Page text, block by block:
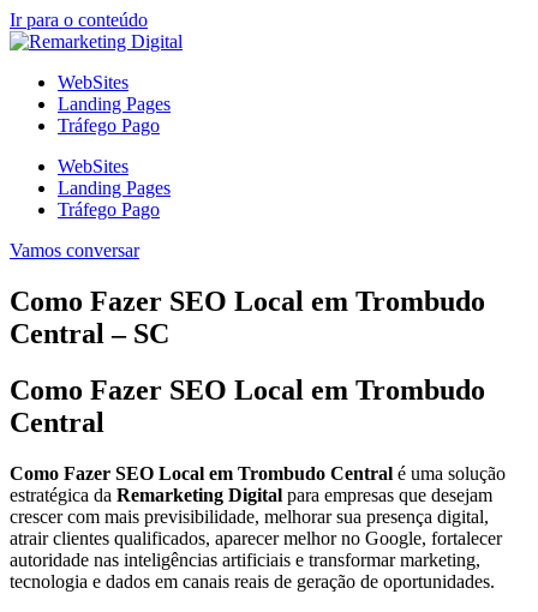
Ir para o conteúdo
WebSites
Landing Pages
Tráfego Pago
WebSites
Landing Pages
Tráfego Pago
Vamos conversar
Como Fazer SEO Local em Trombudo
Central – SC
Como Fazer SEO Local em Trombudo
Central
Como Fazer SEO Local em Trombudo Central é uma solução
estratégica da Remarketing Digital para empresas que desejam
crescer com mais previsibilidade, melhorar sua presença digital,
atrair clientes qualificados, aparecer melhor no Google, fortalecer
autoridade nas inteligências artificiais e transformar marketing,
tecnologia e dados em canais reais de geração de oportunidades.